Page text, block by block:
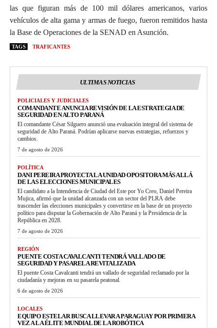
las que figuran más de 100 mil dólares americanos, varios
vehículos de alta gama y armas de fuego, fueron remitidos hasta
la Base de Operaciones de la SENAD en Asunción.
TAGS TRAFICANTES
ULTIMAS NOTICIAS
POLICIALES Y JUDICIALES
COMANDANTE ANUNCIA REVISIÓN DE LA ESTRATEGIA DE
SEGURIDAD EN ALTO PARANÁ
El comandante César Silguero anunció una evaluación integral del sistema de
seguridad de Alto Paraná. Podrían aplicarse nuevas estrategias, refuerzos y
cambios.
7 de agosto de 2026
POLÍTICA
DANI PEREIRA PROYECTA LA UNIDAD OPOSITORA MÁS ALLÁ
DE LAS ELECCIONES MUNICIPALES
El candidato a la Intendencia de Ciudad del Este por Yo Creo, Daniel Pereira
Mujica, afirmó que la unidad alcanzada con un sector del PLRA debe
trascender las elecciones municipales y convertirse en la base de un proyecto
político para disputar la Gobernación de Alto Paraná y la Presidencia de la
República en 2028.
7 de agosto de 2026
REGIÓN
PUENTE COSTA CAVALCANTI TENDRÁ VALLADO DE
SEGURIDAD Y PASARELA REVITALIZADA
El puente Costa Cavalcanti tendrá un vallado de seguridad reclamado por la
ciudadanía y mejoras en su pasarela peatonal.
6 de agosto de 2026
LOCALES
EQUIPO ESTELAR BUSCA LLEVAR A PARAGUAY POR PRIMERA
VEZ A LA ÉLITE MUNDIAL DE LA ROBÓTICA